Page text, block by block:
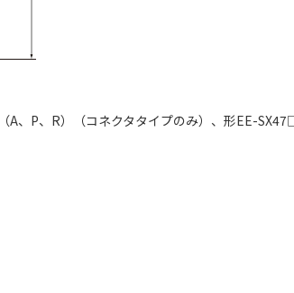
A、P、R）（コネクタタイプのみ）、形EE-